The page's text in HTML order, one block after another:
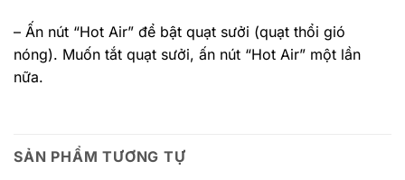
– Ấn nút “Hot Air” để bật quạt sưởi (quạt thổi gió
nóng). Muốn tắt quạt sưởi, ấn nút “Hot Air” một lần
nữa.
SẢN PHẨM TƯƠNG TỰ